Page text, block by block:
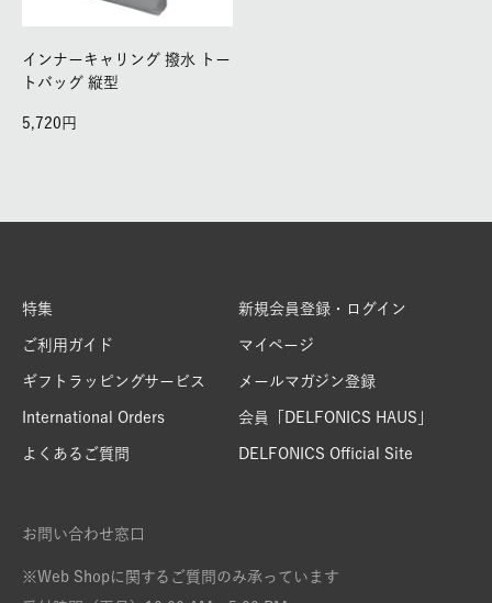
インナーキャリング 撥水 トー
トバッグ 縦型
5,720
特集
ご利用ガイド
ギフトラッピングサービス
International Orders
よくあるご質問
新規会員登録・ログイン
マイページ
メールマガジン登録
会員「DELFONICS HAUS」
DELFONICS Official Site
お問い合わせ窓口
※Web Shopに関するご質問のみ承っています